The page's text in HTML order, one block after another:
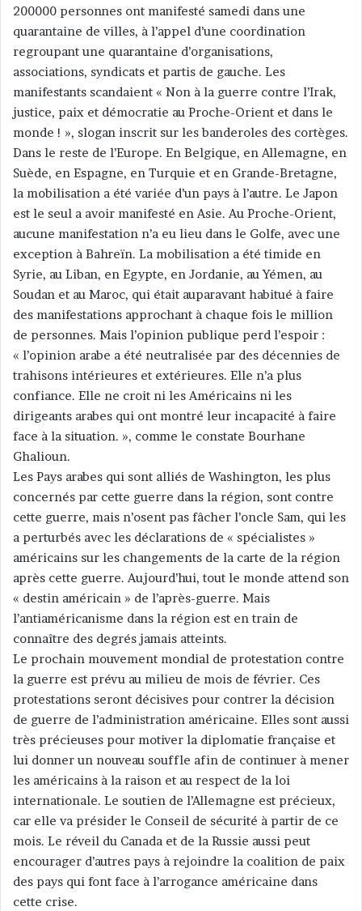
200000 personnes ont manifesté samedi dans une
quarantaine de villes, à l’appel d’une coordination
regroupant une quarantaine d’organisations,
associations, syndicats et partis de gauche. Les
manifestants scandaient « Non à la guerre contre l’Irak,
justice, paix et démocratie au Proche-Orient et dans le
monde ! », slogan inscrit sur les banderoles des cortèges.
Dans le reste de l’Europe. En Belgique, en Allemagne, en
Suède, en Espagne, en Turquie et en Grande-Bretagne,
la mobilisation a été variée d’un pays à l’autre. Le Japon
est le seul a avoir manifesté en Asie. Au Proche-Orient,
aucune manifestation n’a eu lieu dans le Golfe, avec une
exception à Bahreïn. La mobilisation a été timide en
Syrie, au Liban, en Egypte, en Jordanie, au Yémen, au
Soudan et au Maroc, qui était auparavant habitué à faire
des manifestations approchant à chaque fois le million
de personnes. Mais l’opinion publique perd l’espoir :
« l’opinion arabe a été neutralisée par des décennies de
trahisons intérieures et extérieures. Elle n’a plus
confiance. Elle ne croit ni les Américains ni les
dirigeants arabes qui ont montré leur incapacité à faire
face à la situation. », comme le constate Bourhane
Ghalioun.
Les Pays arabes qui sont alliés de Washington, les plus
concernés par cette guerre dans la région, sont contre
cette guerre, mais n’osent pas fâcher l’oncle Sam, qui les
a perturbés avec les déclarations de « spécialistes »
américains sur les changements de la carte de la région
après cette guerre. Aujourd’hui, tout le monde attend son
« destin américain » de l’après-guerre. Mais
l’antiaméricanisme dans la région est en train de
connaître des degrés jamais atteints.
Le prochain mouvement mondial de protestation contre
la guerre est prévu au milieu de mois de février. Ces
protestations seront décisives pour contrer la décision
de guerre de l’administration américaine. Elles sont aussi
très précieuses pour motiver la diplomatie française et
lui donner un nouveau souffle afin de continuer à mener
les américains à la raison et au respect de la loi
internationale. Le soutien de l’Allemagne est précieux,
car elle va présider le Conseil de sécurité à partir de ce
mois. Le réveil du Canada et de la Russie aussi peut
encourager d’autres pays à rejoindre la coalition de paix
des pays qui font face à l’arrogance américaine dans
cette crise.